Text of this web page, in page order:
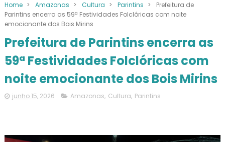
Home > Amazonas > Cultura > Parintins >
Prefeitura de
Parintins encerra as 59ª Festividades Folclóricas com noite
emocionante dos Bois Mirins
Prefeitura de Parintins encerra as
59ª Festividades Folclóricas com
noite emocionante dos Bois Mirins
junho 15, 2026 Amazonas, Cultura, Parintins